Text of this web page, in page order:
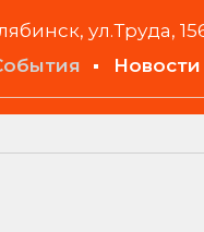
ул.Труда,
Новости